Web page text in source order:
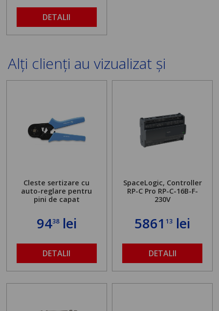
DETALII
Alți clienți au vizualizat și
Cleste sertizare cu
auto-reglare pentru
pini de capat
9438lei
DETALII
SpaceLogic, Controller
RP-C Pro RP-C-16B-F-
230V
586113 lei
DETALII